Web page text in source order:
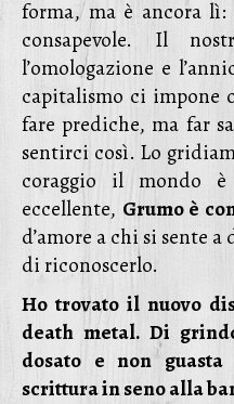
forma, ma è ancora lì:
consapevole. Il
l’omologazione e
capitalismo ci impone
fare prediche, ma far
sentirci così. Lo
coraggio il mondo
eccellente, Grumo è
d’amore a chi si sente
di riconoscerlo.
Ho trovato il nuovo
death metal. Di
dosato e non guasta
scrittura in seno alla